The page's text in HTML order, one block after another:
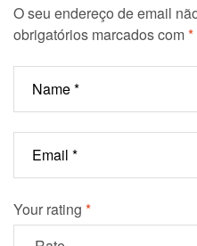
O seu endereço de email
obrigatórios marcados com*
Your rating *